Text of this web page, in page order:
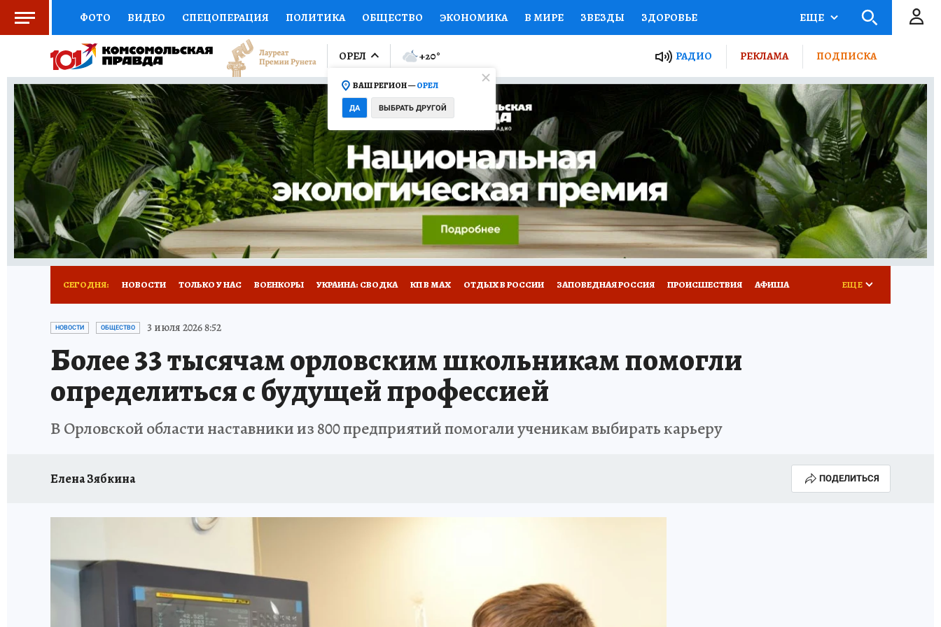
ФОТО ВИДЕО СПЕЦОПЕРАЦИЯ ПОЛИТИКА ОБЩЕСТВО ЭКОНОМИКА В МИРЕ ЗВЕЗДЫ ЗДОРОВЬЕ
СОЦПОДДЕРЖКА НАУКА СПОРТ КОЛУМНИСТЫ ПРОИСШЕСТВИЯ НАЦИОНАЛЬНЫЕ ПРОЕКТЫ РОССИИ
ВЫБОР ЭКСПЕРТОВ ДОКТОР ФИНАНСЫ ОТКРЫВАЕМ МИР СЕМЬЯ ЖЕНСКИЕ СЕКРЕТЫ ПУТЕВОДИТЕЛЬ
КНИЖНАЯ ПОЛКА ПРОГНОЗЫ НА СПОРТ ПРОМОКОДЫ СЕРИАЛЫ СПЕЦПРОЕКТЫ ДЕФИЦИТ ЖЕЛЕЗА ТУРИЗМ
ПРЕСС-ЦЕНТР НЕДВИЖИМОСТЬ ТЕЛЕВИЗОР КОЛЛЕКЦИИ КОНКУРСЫ РАБОТА У НАС ГИД ПОТРЕБИТЕЛЯ ВСЕ О КП
РАДИО КП РЕКЛАМА ТЕСТЫ НОВОЕ НА САЙТЕ
ЕЩЕ
ОРЕЛ
ВАШ РЕГИОН —ОРЕЛ
ДА ВЫБРАТЬ ДРУГОЙ
+20° РАДИО РЕКЛАМА ПОДПИСКА
СЕГОДНЯ: НОВОСТИ ТОЛЬКО У НАС ВОЕНКОРЫ УКРАИНА: СВОДКА КП В МАХ ОТДЫХ В РОССИИ ЗАПОВЕДНАЯ РОССИЯ ПРОИСШЕСТВИЯ АФИША
ИСПЫТАНО НА СЕБЕ
ЕЩЕ
НОВОСТИ ОБЩЕСТВО 3 июля 2026 8:52
Более 33 тысячам орловским школьникам помогли
определиться с будущей профессией
В Орловской области наставники из 800 предприятий помогали ученикам выбирать карьеру
Елена Зябкина ПОДЕЛИТЬСЯ